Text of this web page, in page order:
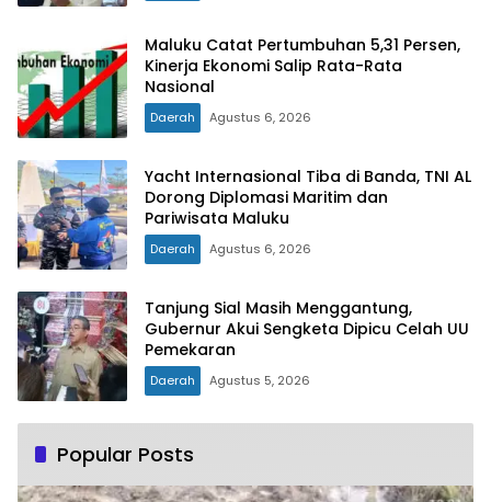
Maluku Catat Pertumbuhan 5,31 Persen,
Kinerja Ekonomi Salip Rata-Rata
Nasional
Daerah Agustus 6, 2026
Yacht Internasional Tiba di Banda, TNI AL
Dorong Diplomasi Maritim dan
Pariwisata Maluku
Daerah Agustus 6, 2026
Tanjung Sial Masih Menggantung,
Gubernur Akui Sengketa Dipicu Celah UU
Pemekaran
Daerah Agustus 5, 2026
Popular Posts